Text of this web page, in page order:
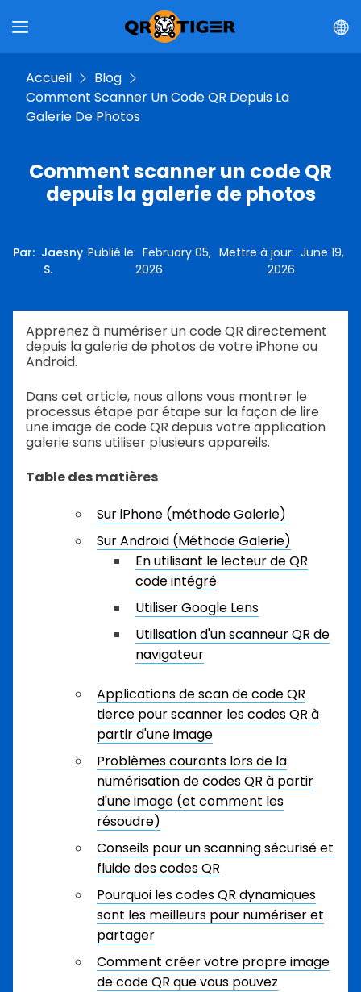
Accueil
Blog
Comment Scanner Un Code QR Depuis La
Galerie De Photos
Comment scanner un code QR
depuis la galerie de photos
Par: Jaesny
S.
Publié le: February 05,
2026
Mettre à jour: June 19,
2026
Apprenez à numériser un code QR directement
depuis la galerie de photos de votre iPhone ou
Android.
Dans cet article, nous allons vous montrer le
processus étape par étape sur la façon de lire
une image de code QR depuis votre application
galerie sans utiliser plusieurs appareils.
Table des matières
Sur iPhone (méthode Galerie)
Sur Android (Méthode Galerie)
En utilisant le lecteur de QR
code intégré
Utiliser Google Lens
Utilisation d'un scanneur QR de
navigateur
Applications de scan de code QR
tierce pour scanner les codes QR à
partir d'une image
Problèmes courants lors de la
numérisation de codes QR à partir
d'une image (et comment les
résoudre)
Conseils pour un scanning sécurisé et
fluide des codes QR
Pourquoi les codes QR dynamiques
sont les meilleurs pour numériser et
partager
Comment créer votre propre image
de code QR que vous pouvez